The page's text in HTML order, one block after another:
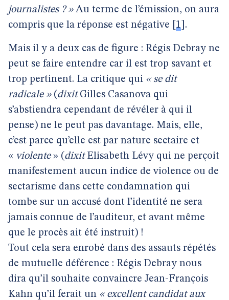
journalistes ? » Au terme de l’émission, on aura
compris que la réponse est négative
1 .
Mais il y a deux cas de figure : Régis Debray ne
peut se faire entendre car il est trop savant et
trop pertinent. La critique qui « se dit
radicale »(dixit Gilles Casanova qui
s’abstiendra cependant de révéler à qui il
pense) ne le peut pas davantage. Mais, elle,
c’est parce qu’elle est par nature sectaire et
« violente» (dixit Elisabeth Lévy qui ne perçoit
manifestement aucun indice de violence ou de
sectarisme dans cette condamnation qui
tombe sur un accusé dont l’identité ne sera
jamais connue de l’auditeur, et avant même
que le procès ait été instruit) !
Tout cela sera enrobé dans des assauts répétés
de mutuelle déférence : Régis Debray nous
dira qu’il souhaite convaincre Jean-François
Kahn qu’il ferait un « excellent candidat aux